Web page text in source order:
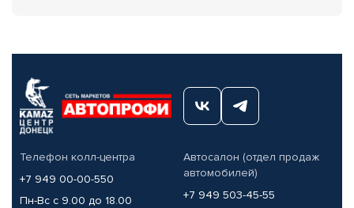
Телефон колл-центра
+7 949 00-00-550
Пн-Вс с 9.00 до 18.00
Автосалон (отдел продаж
автомобилей)
+7 949 503-45-55